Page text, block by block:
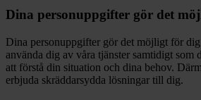
Dina personuppgifter gör det
Dina personuppgifter gör det möjligt för dig
använda dig av våra tjänster samtidigt som
att förstå din situation och dina behov.
erbjuda skräddarsydda lösningar till dig.